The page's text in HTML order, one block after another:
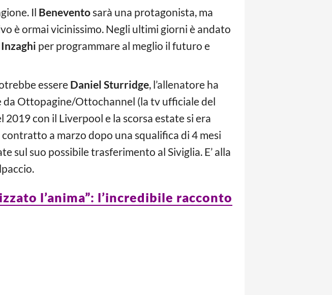
Il Beneventosarà una protagonista, ma
è ormai vicinissimo. Negli ultimi giorni è andato
Inzaghi per programmare al meglio il futuro e
essere Daniel Sturridge, l’allenatore ha
da Ottopagine/Ottochannel (la tv ufficiale del
con il Liverpool e la scorsa estate si era
a marzo dopo una squalifica di 4 mesi
sul suo possibile trasferimento al Siviglia. E’ alla
l’anima”: l’incredibile racconto